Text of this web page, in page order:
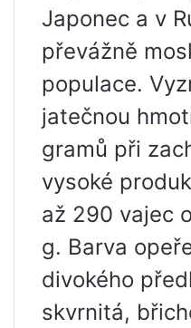
Japonec a v
převážně
populace.
jatečnou
gramů při
vysoké
až 290 vajec
g. Barva
divokého
skvrnitá,